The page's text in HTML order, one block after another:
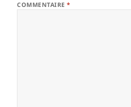
COMMENTAIRE*